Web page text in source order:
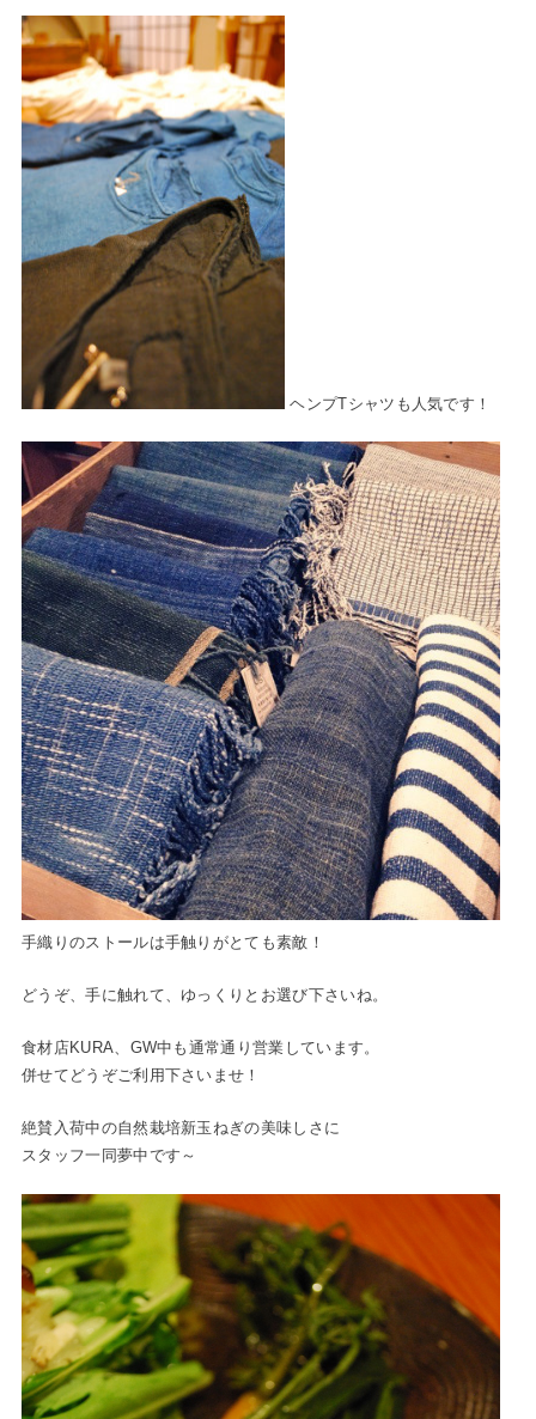
ヘンプTシャツも人気です！
手織りのストールは手触りがとても素敵！
どうぞ、手に触れて、ゆっくりとお選び下さいね。
食材店KURA、GW中も通常通り営業しています。
併せてどうぞご利用下さいませ！
絶賛入荷中の自然栽培新玉ねぎの美味しさに
スタッフ一同夢中です～